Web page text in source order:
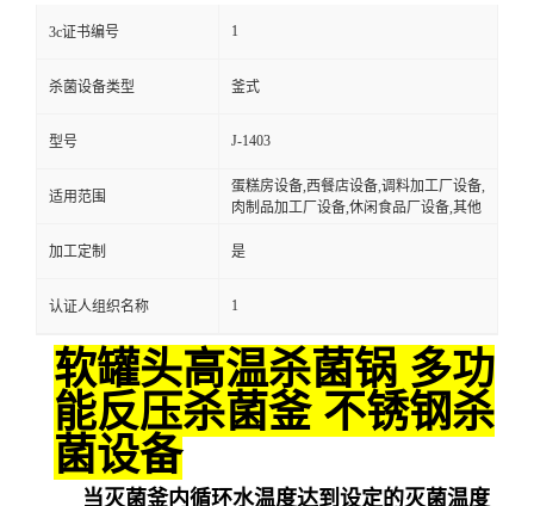
3c证书编号 1
杀菌设备类型 釜式
型号 J-1403
适用范围
蛋糕房设备,西餐店设备,调料加工厂设备,
肉制品加工厂设备,休闲食品厂设备,其他
加工定制 是
认证人组织名称 1
软罐头高温杀菌锅 多功
能反压杀菌釜 不锈钢杀
菌设备
当灭菌釜内循环水温度达到设定的灭菌温度